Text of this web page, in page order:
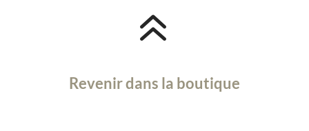
6
Revenir dans la boutique